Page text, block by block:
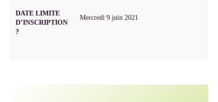
DATE LIMITE
D’INSCRIPTION
?
Mercredi 9 juin 2021